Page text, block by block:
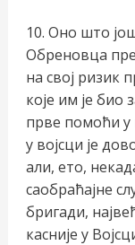
10. Оно што
Обреновца
на свој ризик
које им је био
прве помоћи у
у војсци је
али, ето,
саобраћајне
бригади,
касније у